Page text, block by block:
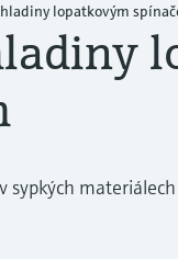
lopatkovým
sypkých materiálech